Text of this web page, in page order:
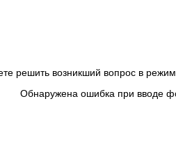
решить возникший вопрос в
Обнаружена ошибка при вводе